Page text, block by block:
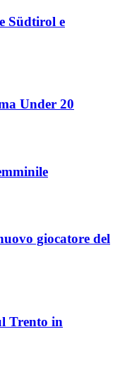
Südtirol e
Under 20
giocatore del
Trento in